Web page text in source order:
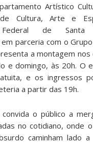
Artístico
Cultura, Arte e
Federal de Santa
em parceria com o
a montagem
e domingo, às 20h. O
e os ingressos
a partir das 19h.
o público a
no cotidiano, onde
caminham lado a